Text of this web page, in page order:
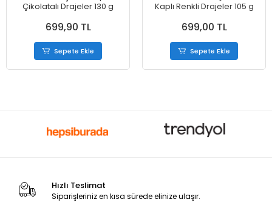
Çikolatalı Drajeler 130 g
699,90 TL
Sepete Ekle
Kaplı Renkli Drajeler 105 g
699,00 TL
Sepete Ekle
Hızlı Teslimat
Siparişleriniz en kısa sürede elinize ulaşır.